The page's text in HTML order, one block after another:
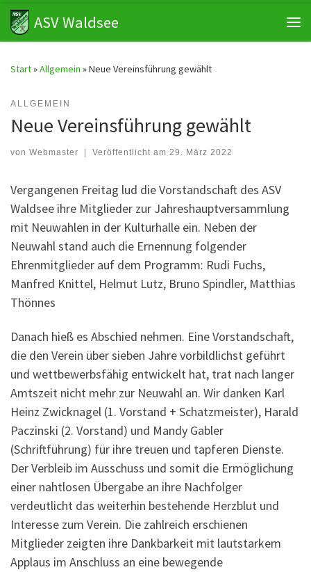
Zum Inhalt springen
ASV Waldsee
Start»Allgemein »Neue Vereinsführung gewählt
ALLGEMEIN
Neue Vereinsführung gewählt
von Webmaster Veröffentlicht am 29. März 2022
Vergangenen Freitag lud die Vorstandschaft des ASV
Waldsee ihre Mitglieder zur Jahreshauptversammlung
mit Neuwahlen in der Kulturhalle ein. Neben der
Neuwahl stand auch die Ernennung folgender
Ehrenmitglieder auf dem Programm: Rudi Fuchs,
Manfred Knittel, Helmut Lutz, Bruno Spindler, Matthias
Thönnes
Danach hieß es Abschied nehmen. Eine Vorstandschaft,
die den Verein über sieben Jahre vorbildlichst geführt
und wettbewerbsfähig entwickelt hat, trat nach langer
Amtszeit nicht mehr zur Neuwahl an. Wir danken Karl
Heinz Zwicknagel (1. Vorstand + Schatzmeister), Harald
Paczinski (2. Vorstand) und Mandy Gabler
(Schriftführung) für ihre treuen und tapferen Dienste.
Der Verbleib im Ausschuss und somit die Ermöglichung
einer nahtlosen Übergabe an ihre Nachfolger
verdeutlicht das weiterhin bestehende Herzblut und
Interesse zum Verein. Die zahlreich erschienen
Mitglieder zeigten ihre Dankbarkeit mit lautstarkem
Applaus im Anschluss an eine bewegende